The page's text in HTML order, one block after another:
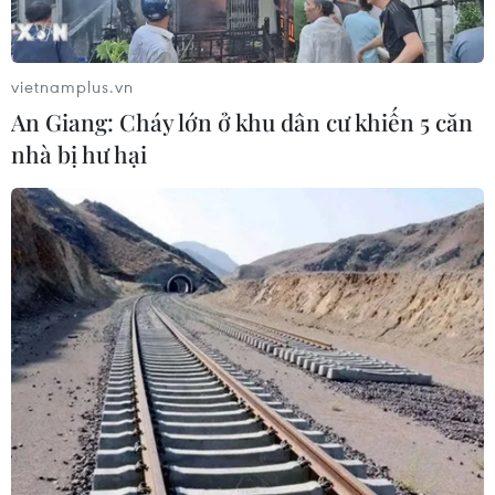
Tổng Biên tập: TRẦN TIẾN DUẨN
Phó Tổng Biên tập: NGUYỄN THỊ TÁM, KHÚC THANH
THỦY
Sở hữu trí tuệ
Quy định sử dụng
Ngôn ngữ
Dịch vụ tin
Quảng cáo
Liên hệ
Giấy phép số: 1374/GP-BTTTT do Bộ Thông tin và Truyền thông
cấp ngày 11/9/2008.
Quảng cáo: Phó TBT Nguyễn Thị Tám: 093.5958688, Email:
vietnamplus.vn
An Giang: Cháy lớn ở khu dân cư khiến 5 căn
nhà bị hư hại